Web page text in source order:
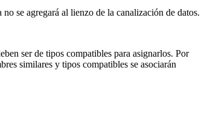
se agregará al lienzo de la canalización de datos.
ser de tipos compatibles para asignarlos. Por
similares y tipos compatibles se asociarán